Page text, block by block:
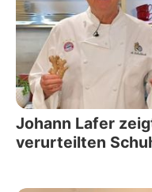
Johann Lafer
verurteilten